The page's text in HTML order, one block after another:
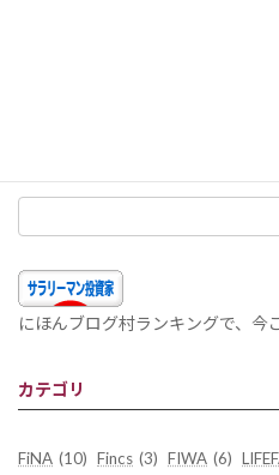
にほんブログ村ランキングで、
カテゴリ
FiNA (10) Fincs (3) FIWA (6)